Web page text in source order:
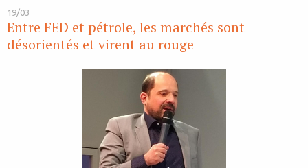
19/03
Entre FED et pétrole, les marchés sont
désorientés et virent au rouge